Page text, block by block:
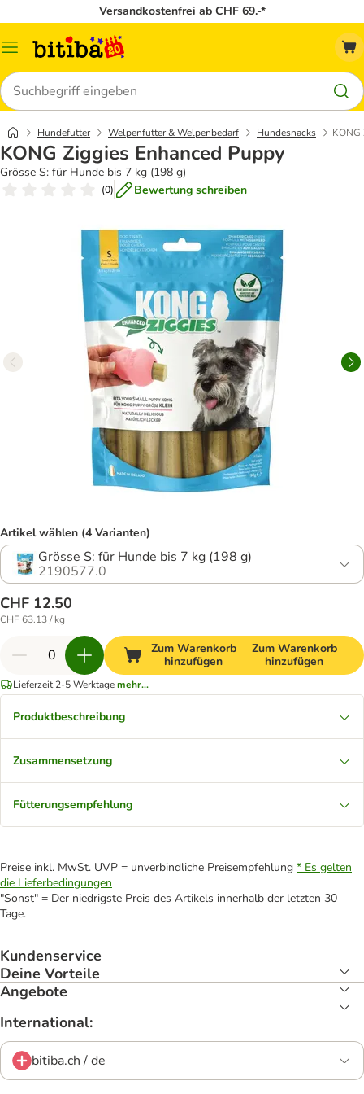
Versandkostenfrei ab CHF 69.-*
Menü
Suchen
Hundefutter Welpenfutter & Welpenbedarf Hundesnacks KONG
KONG Ziggies Enhanced Puppy
Grösse S: für Hunde bis 7 kg (198 g)
(0) Bewertung schreiben
Artikel wählen (4 Varianten)
Grösse S: für Hunde bis 7 kg (198 g)
2190577.0
CHF 12.50
CHF 63.13 / kg
Zum Warenkorb
hinzufügen
Zum Warenkorb
hinzufügen
Lieferzeit 2-5 Werktagemehr...
Produktbeschreibung
Zusammensetzung
Fütterungsempfehlung
Preise inkl. MwSt. UVP = unverbindliche Preisempfehlung * Es gelten
die Lieferbedingungen
"Sonst" = Der niedrigste Preis des Artikels innerhalb der letzten 30
Tage.
Kundenservice
Deine Vorteile
Angebote
International:
bitiba.ch / de